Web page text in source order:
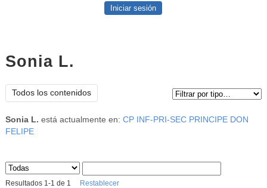
Iniciar sesión
Sonia L.
Todos los contenidos
Sonia L. está actualmente en: CP INF-PRI-SEC PRINCIPE DON
FELIPE
Sus archivos
Resultados 1-1 de 1 Restablecer